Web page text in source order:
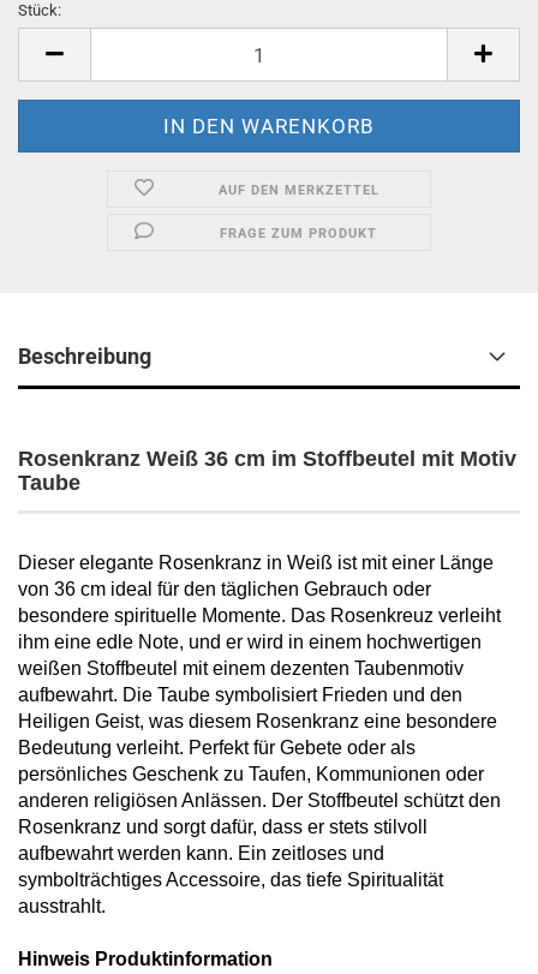
Stück:
AUF DEN MERKZETTEL
FRAGE ZUM PRODUKT
Beschreibung
Rosenkranz Weiß 36 cm im Stoffbeutel mit Motiv
Taube
Dieser elegante Rosenkranz in Weiß ist mit einer Länge
von 36 cm ideal für den täglichen Gebrauch oder
besondere spirituelle Momente. Das Rosenkreuz verleiht
ihm eine edle Note, und er wird in einem hochwertigen
weißen Stoffbeutel mit einem dezenten Taubenmotiv
aufbewahrt. Die Taube symbolisiert Frieden und den
Heiligen Geist, was diesem Rosenkranz eine besondere
Bedeutung verleiht. Perfekt für Gebete oder als
persönliches Geschenk zu Taufen, Kommunionen oder
anderen religiösen Anlässen. Der Stoffbeutel schützt den
Rosenkranz und sorgt dafür, dass er stets stilvoll
aufbewahrt werden kann. Ein zeitloses und
symbolträchtiges Accessoire, das tiefe Spiritualität
ausstrahlt.
Hinweis Produktinformation